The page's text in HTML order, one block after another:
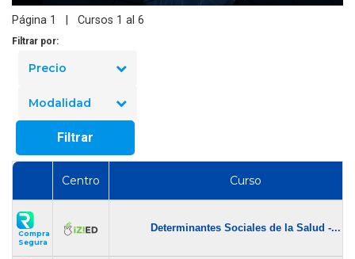
Página 1 | Cursos 1 al 6
Filtrar por:
Precio
Modalidad
Filtrar
Centro Curso
Compra
Segura
Determinantes Sociales de la Salud -...